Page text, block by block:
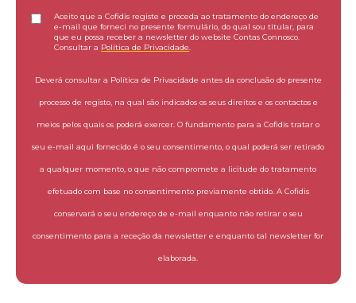
Aceito que a Cofidis registe e proceda ao tratamento do endereço de
e-mail que forneci no presente formulário, do qual sou titular, para
que eu possa receber a newsletter do website Contas Connosco.
Consultar a Política de Privacidade
Deverá consultar a Política de Privacidade antes da conclusão do presente
processo de registo, na qual são indicados os seus direitos e os contactos e
meios pelos quais os poderá exercer. O fundamento para a Cofidis tratar o
seu e-mail aqui fornecido é o seu consentimento, o qual poderá ser retirado
a qualquer momento, o que não compromete a licitude do tratamento
efetuado com base no consentimento previamente obtido. A Cofidis
conservará o seu endereço de e-mail enquanto não retirar o seu
consentimento para a receção da newsletter e enquanto tal newsletter for
elaborada.